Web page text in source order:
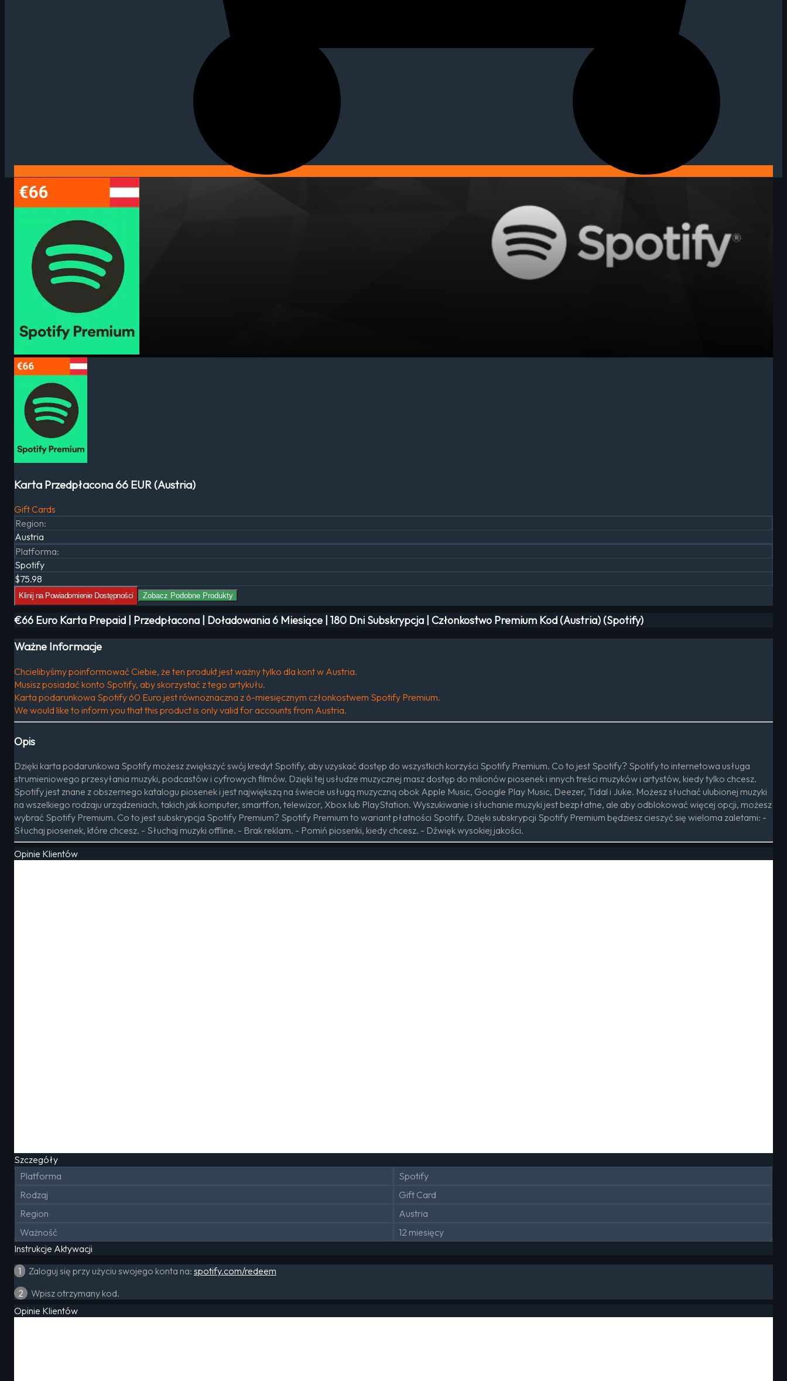
Karta Przedpłacona 66 EUR (Austria)
Gift Cards
Region:
Austria
Platforma:
Spotify
$75.98
Klinij na Powiadomienie Dostępności Zobacz Podobne Produkty
€66 Euro Karta Prepaid | Przedpłacona | Doładowania 6 Miesiące | 180 Dni Subskrypcja | Członkostwo Premium Kod (Austria) (Spotify)
Ważne Informacje
Chcielibyśmy poinformować Ciebie, że ten produkt jest ważny tylko dla kont w Austria.
Musisz posiadać konto Spotify, aby skorzystać z tego artykułu.
Karta podarunkowa Spotify 60 Euro jest równoznaczna z 6-miesięcznym członkostwem Spotify Premium.
We would like to inform you that this product is only valid for accounts from Austria.
Opis
Dzięki karta podarunkowa Spotify możesz zwiększyć swój kredyt Spotify, aby uzyskać dostęp do wszystkich korzyści Spotify Premium. Co to jest Spotify? Spotify to internetowa usługa
strumieniowego przesyłania muzyki, podcastów i cyfrowych filmów. Dzięki tej usłudze muzycznej masz dostęp do milionów piosenek i innych treści muzyków i artystów, kiedy tylko chcesz.
Spotify jest znane z obszernego katalogu piosenek i jest największą na świecie usługą muzyczną obok Apple Music, Google Play Music, Deezer, Tidal i Juke. Możesz słuchać ulubionej muzyki
na wszelkiego rodzaju urządzeniach, takich jak komputer, smartfon, telewizor, Xbox lub PlayStation. Wyszukiwanie i słuchanie muzyki jest bezpłatne, ale aby odblokować więcej opcji, możesz
wybrać Spotify Premium. Co to jest subskrypcja Spotify Premium? Spotify Premium to wariant płatności Spotify. Dzięki subskrypcji Spotify Premium będziesz cieszyć się wieloma zaletami: -
Słuchaj piosenek, które chcesz. - Słuchaj muzyki offline. - Brak reklam. - Pomiń piosenki, kiedy chcesz. - Dźwięk wysokiej jakości.
Opinie Klientów
Szczegóły
Platforma
Spotify
Rodzaj
Gift Card
Region
Austria
Ważność
12 miesięcy
Instrukcje Aktywacji
1
Zaloguj się przy użyciu swojego konta na: spotify.com/redeem
2
Wpisz otrzymany kod.
Opinie Klientów